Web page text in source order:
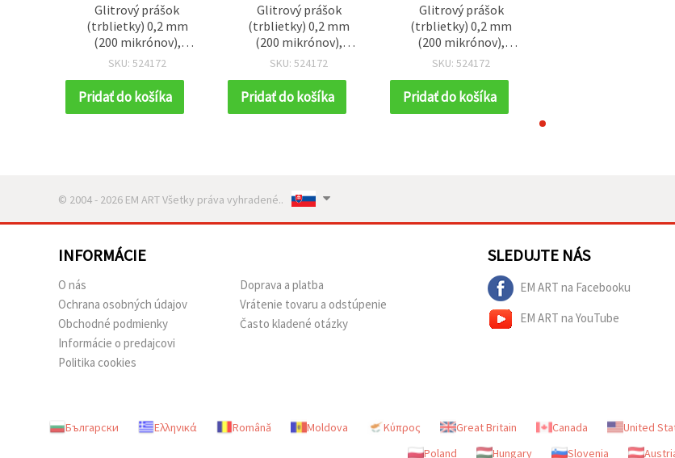
Glitrový prášok
(trblietky) 0,2 mm
(200 mikrónov),
tmavomodrý, 3 ml (~3
SKU: 524172
Pridať do košíka
Glitrový prášok
(trblietky) 0,2 mm
(200 mikrónov),
tmavomodrý, 3 ml (~3
SKU: 524172
Pridať do košíka
Glitrový prášok
(trblietky) 0,2 mm
(200 mikrónov),
tmavomodrý, 3 ml (~3
SKU: 524172
Pridať do košíka
© 2004 - 2026 EM ART Všetky práva vyhradené..
INFORMÁCIE
O nás
Ochrana osobných údajov
Obchodné podmienky
Informácie o predajcovi
Politika cookies
Doprava a platba
Vrátenie tovaru a odstúpenie
Často kladené otázky
SLEDUJTE NÁS
EM ART na Facebooku
EM ART na YouTube
Български Ελληνικά Română Moldova Κύπρος Great Britain Canada United
Poland
Hungary Slovenia